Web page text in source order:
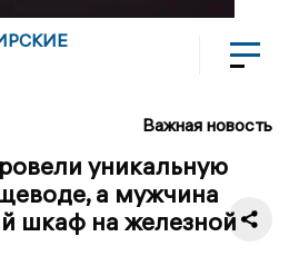
Важная новость
уникальную
а мужчина
шкаф на железной